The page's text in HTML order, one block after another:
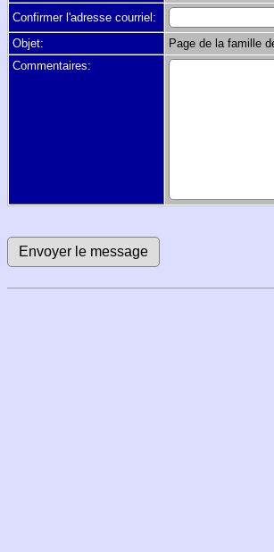
Confirmer l'adresse courriel:
Objet:
Page de la famille
Commentaires: